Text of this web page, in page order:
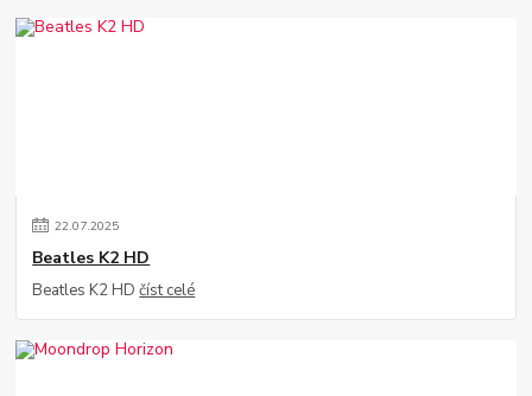
22.07.2025
Beatles K2 HD
Beatles K2 HDčíst celé